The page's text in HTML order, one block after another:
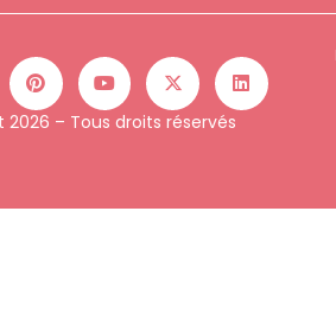
– Tous droits réservés